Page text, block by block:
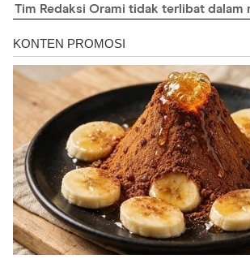
https://www.healthline.com/health/woke-
lip#seeking-medical-help
https://www.ncbi.nlm.nih.gov/pmc/articles/
Tim Redaksi Orami tidak terlibat dalam